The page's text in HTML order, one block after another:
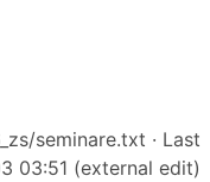
seminare.txt · Last
03:51 (external edit)